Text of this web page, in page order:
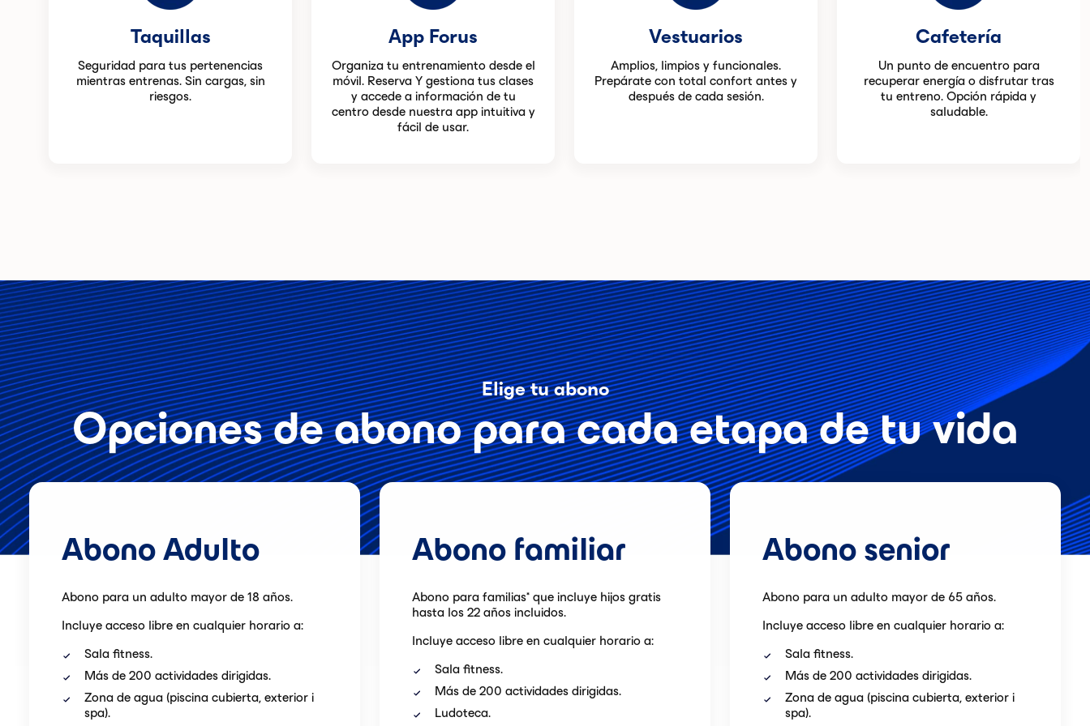
Taquillas
Seguridad para tus pertenencias
mientras entrenas. Sin cargas, sin
riesgos.
App Forus
Organiza tu entrenamiento desde el
móvil. Reserva Y gestiona tus clases
y accede a información de tu
centro desde nuestra app intuitiva y
fácil de usar.
Vestuarios
Amplios, limpios y funcionales.
Prepárate con total confort antes y
después de cada sesión.
Cafetería
Un punto de encuentro para
recuperar energía o disfrutar tras
tu entreno. Opción rápida y
saludable.
Elige tu abono
Opciones de abono para cada etapa de tu vida
Abono Adulto
Abono para un adulto mayor de 18 años.
Incluye acceso libre en cualquier horario a:
Sala fitness.
Más de 200 actividades dirigidas.
Zona de agua (piscina cubierta, exterior i
spa).
Abono familiar
Abono para familias* que incluye hijos gratis
hasta los 22 años incluidos.
Incluye acceso libre en cualquier horario a:
Sala fitness.
Más de 200 actividades dirigidas.
Ludoteca.
Abono senior
Abono para un adulto mayor de 65 años.
Incluye acceso libre en cualquier horario a:
Sala fitness.
Más de 200 actividades dirigidas.
Zona de agua (piscina cubierta, exterior i
spa).